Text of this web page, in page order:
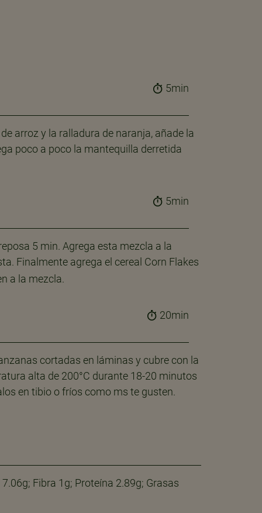
5min
arroz y la ralladura de naranja, añade la
poco a poco la mantequilla derretida
5min
5 min. Agrega esta mezcla a la
Finalmente agrega el cereal Corn Flakes
a la mezcla.
20min
cortadas en láminas y cubre con la
alta de 200°C durante 18-20 minutos
en tibio o fríos como ms te gusten.
Fibra 1g; Proteína 2.89g; Grasas